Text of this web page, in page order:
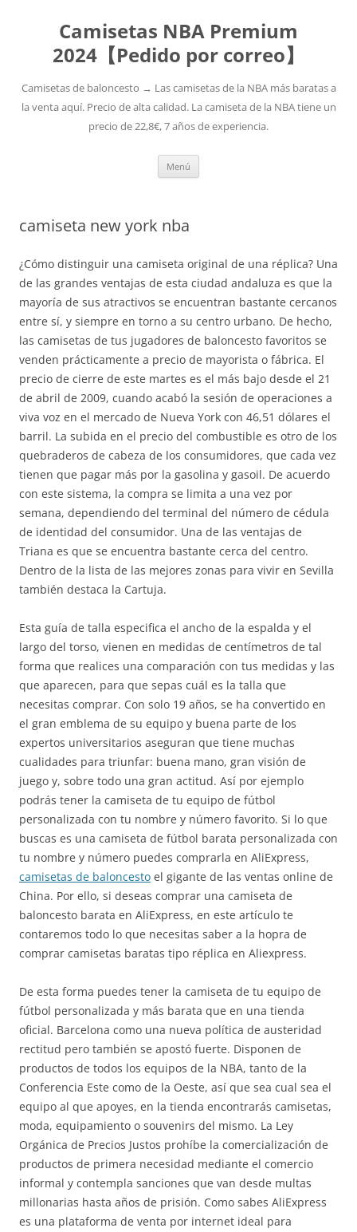
Camisetas NBA Premium
2024【Pedido por correo】
Camisetas de baloncesto → Las camisetas de la NBA más baratas a
la venta aquí. Precio de alta calidad. La camiseta de la NBA tiene un
precio de 22,8€, 7 años de experiencia.
Menú
camiseta new york nba
¿Cómo distinguir una camiseta original de una réplica? Una
de las grandes ventajas de esta ciudad andaluza es que la
mayoría de sus atractivos se encuentran bastante cercanos
entre sí, y siempre en torno a su centro urbano. De hecho,
las camisetas de tus jugadores de baloncesto favoritos se
venden prácticamente a precio de mayorista o fábrica. El
precio de cierre de este martes es el más bajo desde el 21
de abril de 2009, cuando acabó la sesión de operaciones a
viva voz en el mercado de Nueva York con 46,51 dólares el
barril. La subida en el precio del combustible es otro de los
quebraderos de cabeza de los consumidores, que cada vez
tienen que pagar más por la gasolina y gasoil. De acuerdo
con este sistema, la compra se limita a una vez por
semana, dependiendo del terminal del número de cédula
de identidad del consumidor. Una de las ventajas de
Triana es que se encuentra bastante cerca del centro.
Dentro de la lista de las mejores zonas para vivir en Sevilla
también destaca la Cartuja.
Esta guía de talla especifica el ancho de la espalda y el
largo del torso, vienen en medidas de centímetros de tal
forma que realices una comparación con tus medidas y las
que aparecen, para que sepas cuál es la talla que
necesitas comprar. Con solo 19 años, se ha convertido en
el gran emblema de su equipo y buena parte de los
expertos universitarios aseguran que tiene muchas
cualidades para triunfar: buena mano, gran visión de
juego y, sobre todo una gran actitud. Así por ejemplo
podrás tener la camiseta de tu equipo de fútbol
personalizada con tu nombre y número favorito. Si lo que
buscas es una camiseta de fútbol barata personalizada con
tu nombre y número puedes comprarla en AliExpress,
camisetas de baloncesto el gigante de las ventas online de
China. Por ello, si deseas comprar una camiseta de
baloncesto barata en AliExpress, en este artículo te
contaremos todo lo que necesitas saber a la hopra de
comprar camisetas baratas tipo réplica en Aliexpress.
De esta forma puedes tener la camiseta de tu equipo de
fútbol personalizada y más barata que en una tienda
oficial. Barcelona como una nueva política de austeridad
rectitud pero también se apostó fuerte. Disponen de
productos de todos los equipos de la NBA, tanto de la
Conferencia Este como de la Oeste, así que sea cual sea el
equipo al que apoyes, en la tienda encontrarás camisetas,
moda, equipamiento o souvenirs del mismo. La Ley
Orgánica de Precios Justos prohíbe la comercialización de
productos de primera necesidad mediante el comercio
informal y contempla sanciones que van desde multas
millonarias hasta años de prisión. Como sabes AliExpress
es una plataforma de venta por internet ideal para